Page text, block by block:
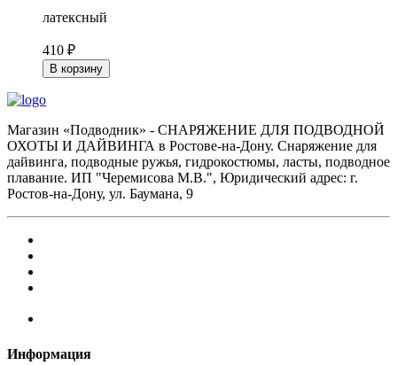
латексный
410 ₽
В корзину
Магазин «Подводник» - СНАРЯЖЕНИЕ ДЛЯ ПОДВОДНОЙ
ОХОТЫ И ДАЙВИНГА в Ростове-на-Дону. Снаряжение для
дайвинга, подводные ружья, гидрокостюмы, ласты, подводное
плавание. ИП "Черемисова М.В.", Юридический адрес: г.
Ростов-на-Дону, ул. Баумана, 9
Информация